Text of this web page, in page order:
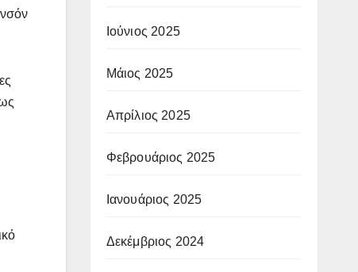
Ιούνιος 2025
Μάιος 2025
Απρίλιος 2025
Φεβρουάριος 2025
Ιανουάριος 2025
Δεκέμβριος 2024